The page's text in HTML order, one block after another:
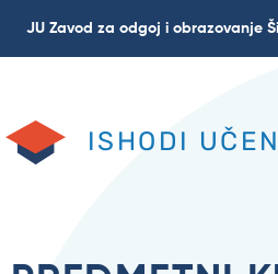
JU Zavod za odgoj i obrazovanje
ISHODI